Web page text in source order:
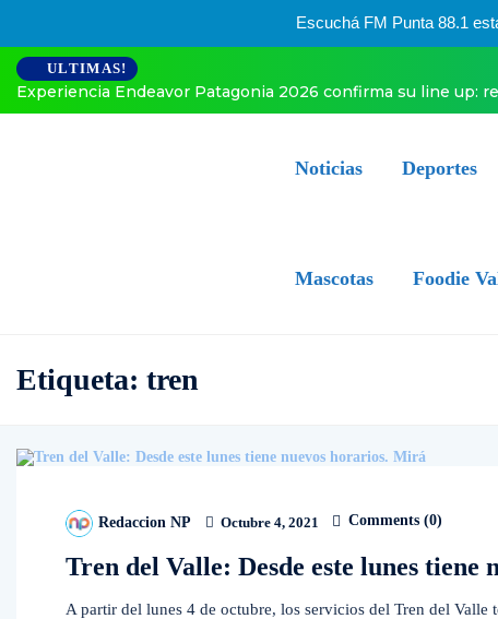
Escuchá FM Punta 88.1
ULTIMAS!
Experiencia Endeavor Patagonia 2026 confirma su line up:
Noticias Deportes
Mascotas Foodie
Etiqueta: tren
Redaccion NP Octubre 4, 2021 Comments (0)
Tren del Valle: Desde este lunes tiene
A partir del lunes 4 de octubre, los servicios del Tren del